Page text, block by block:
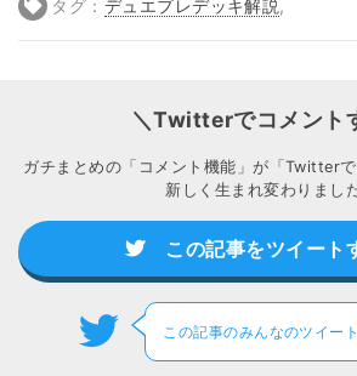
タグ： デュエプレデッキ解説 ,
＼Twitterでコメント
ガチまとめの「コメント機能」が「Twitter
新しく生まれ変わりまし
この記事をツイート
この記事のみんなのツイー